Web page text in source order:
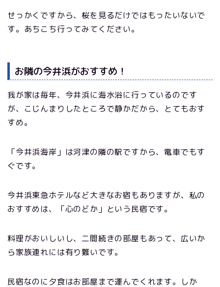
せっかくですから、桜を見るだけではもったいないで
す。あちこち行ってみてください。
お隣の今井浜がおすすめ！
我が家は毎年、今井浜に海水浴に行っているのです
が、こじんまりしたところで静かだから、とてもおす
すめ。
「今井浜海岸」は河津の隣の駅ですから、電車でもす
ぐです。
今井浜東急ホテルなど大きなお宿もありますが、私の
おすすめは、「心のどか」という民宿です。
料理がおいしいし、二間続きの部屋もあって、広いか
ら家族連れには有り難いです。
民宿なのに夕食はお部屋まで運んでくれます。しか